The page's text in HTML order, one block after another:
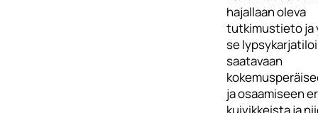
hajallaan oleva
tutkimustieto ja
se
saatavaan
ja osaamiseen